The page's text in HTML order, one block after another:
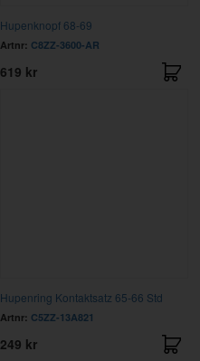
Hupenknopf 68-69
Artnr: C8ZZ-3600-AR
619 kr
Hupenring Kontaktsatz 65-66 Std
Artnr: C5ZZ-13A821
249 kr